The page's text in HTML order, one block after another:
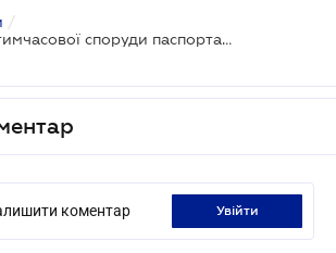
/
Для розміщення тимчасової споруди паспорта прив'язки не достатньо
коментар увійти